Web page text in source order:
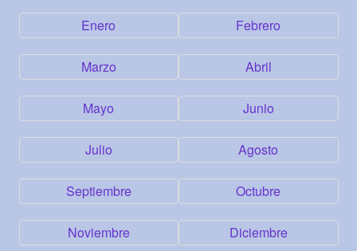
Enero Febrero
Marzo Abril
Mayo Junio
Julio Agosto
Septiembre Octubre
Noviembre Diciembre